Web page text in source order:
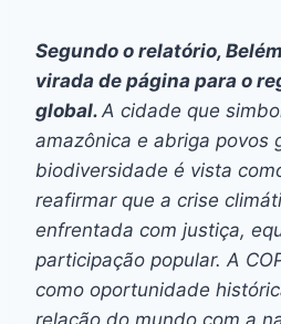
Segundo o relatório,
virada de página para o
global. A cidade que
amazônica e abriga povos
biodiversidade é vista
reafirmar que a crise
enfrentada com justiça,
participação popular. A
como oportunidade
relação do mundo com a